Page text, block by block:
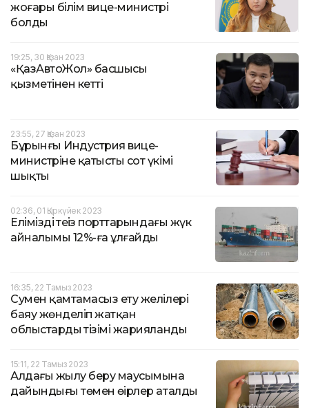
жоғары білім вице-министрі
болды
19:25, 30 Қазан 2023
«ҚазАвтоЖол» басшысы
қызметінен кетті
23:55, 27 Қазан 2023
Бұрынғы Индустрия вице-
министріне қатысты сот үкімі
шықты
02:36, 01 Қыркүйек 2023
Еліміздің теңіз порттарындағы жүк
айналымы 12%-ға ұлғайды
16:35, 22 Тамыз 2023
Сумен қамтамасыз ету желілері
баяу жөнделіп жатқан
облыстардың тізімі жарияланды
15:11, 22 Тамыз 2023
Алдағы жылу беру маусымына
дайындығы төмен өңірлер аталды